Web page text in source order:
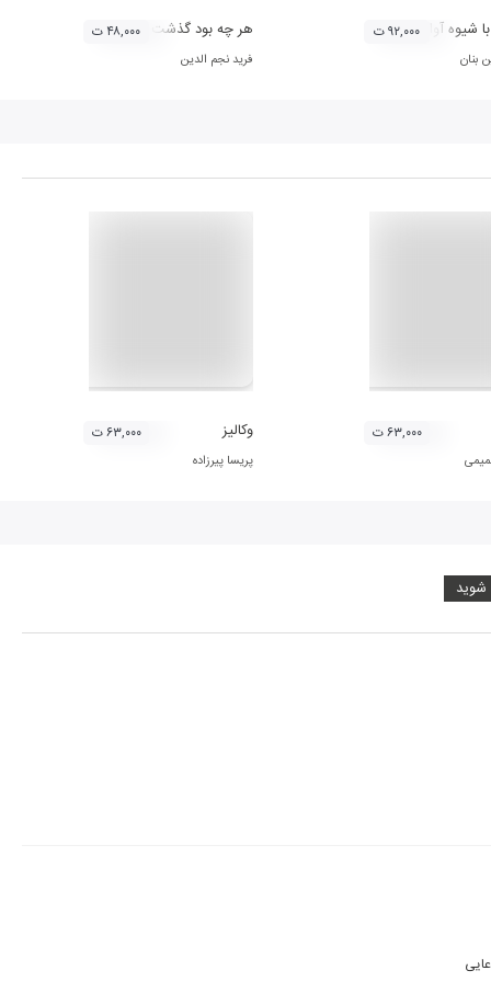
شیوه آواز استاد غلامحسین بنان - دستگاه سه گاه 2
بنان
۹۲,۰۰۰ ت هر چه بود گذشت
فرید نجم الدین
۴۸,۰۰۰ ت
۶۳,۰۰۰ ت وکالیز
پریسا پیرزاده
۶۳,۰۰۰ ت
شوید